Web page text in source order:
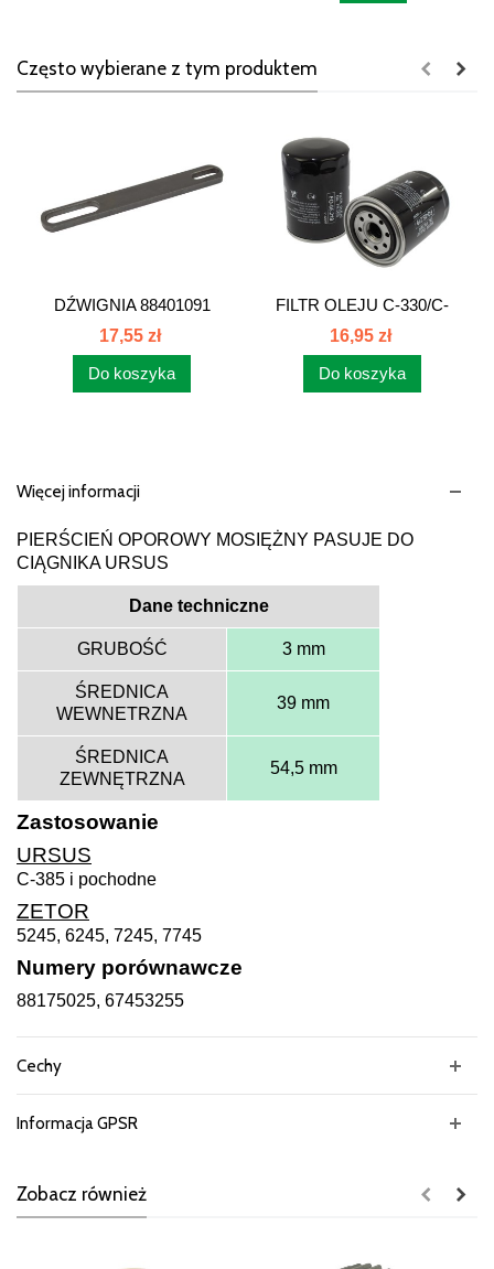
Często wybierane z tym produktem
DŹWIGNIA 88401091
80401091
17,55 zł
Do koszyka
FILTR OLEJU C-330/C-
360...
16,95 zł
Do koszyka
Więcej informacji
PIERŚCIEŃ OPOROWY MOSIĘŻNY PASUJE DO
CIĄGNIKA URSUS
Dane techniczne
GRUBOŚĆ 3 mm
ŚREDNICA
WEWNETRZNA
39 mm
ŚREDNICA
ZEWNĘTRZNA
54,5 mm
Zastosowanie
URSUS
C-385 i pochodne
ZETOR
5245, 6245, 7245, 7745
Numery porównawcze
88175025, 67453255
Cechy
Informacja GPSR
Zobacz również